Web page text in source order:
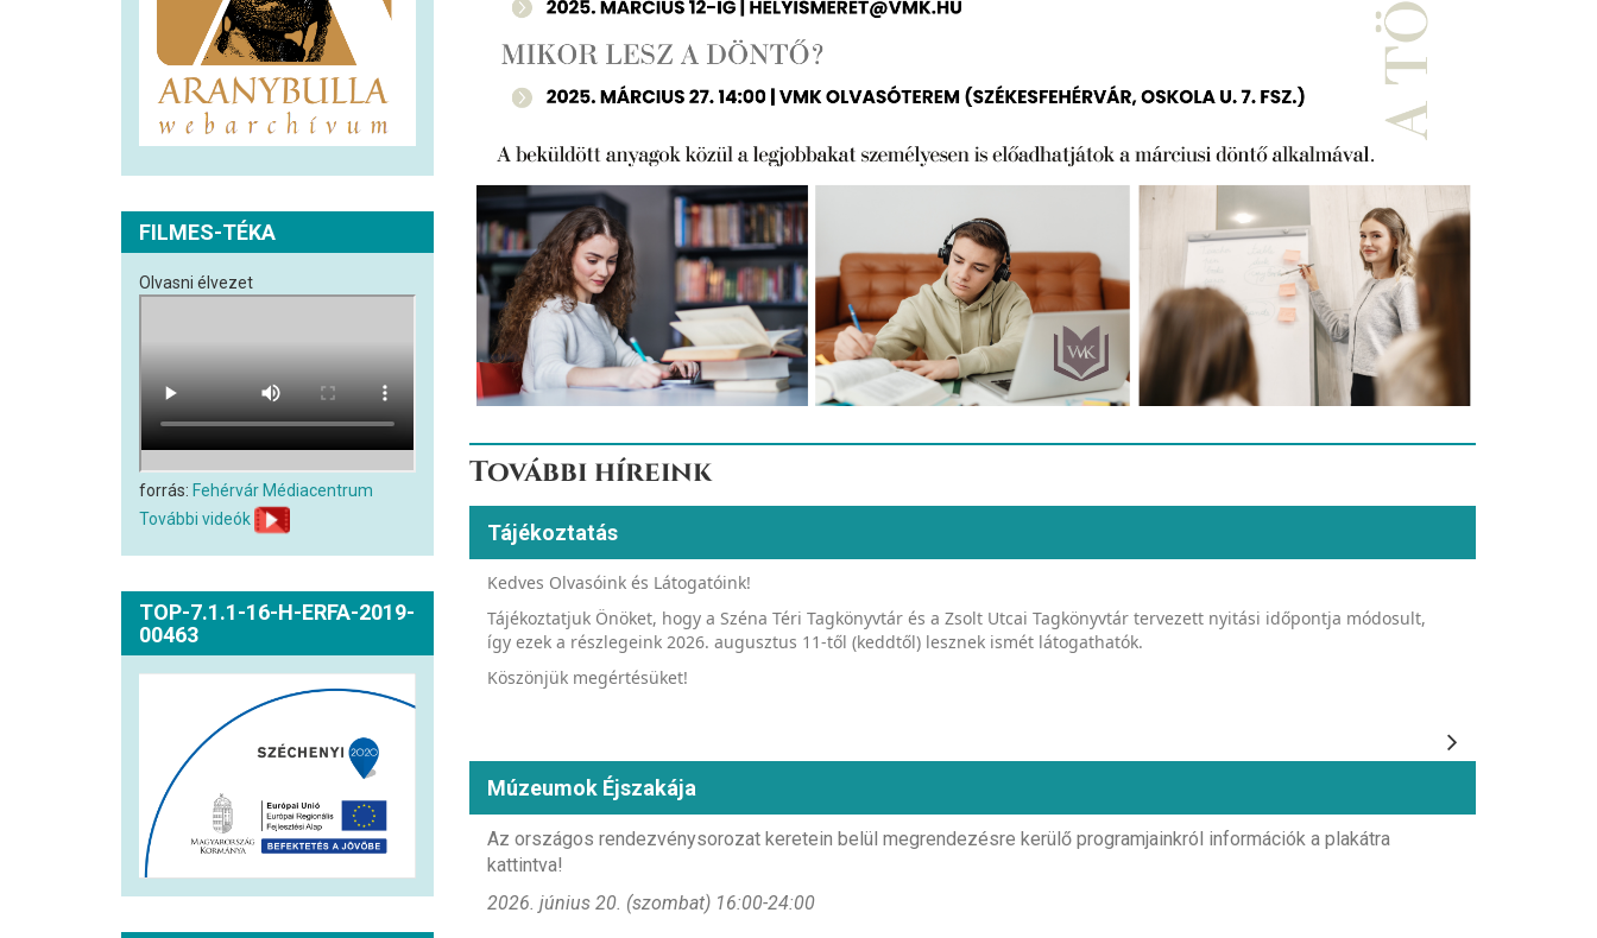
További híreink
Tájékoztatás
Kedves Olvasóink és Látogatóink!
Tájékoztatjuk Önöket, hogy a Széna Téri Tagkönyvtár és a Zsolt Utcai Tagkönyvtár tervezett nyitási időpontja módosult,
így ezek a részlegeink 2026. augusztus 11-től (keddtől) lesznek ismét látogathatók.
Köszönjük megértésüket!
Múzeumok Éjszakája
Az országos rendezvénysorozat keretein belül megrendezésre kerülő programjainkról információk a plakátra
kattintva!
2026. június 20. (szombat) 16:00-24:00
FILMES-TÉKA
Olvasni élvezet
forrás: Fehérvár Médiacentrum
További videók
TOP-7.1.1-16-H-ERFA-2019-
00463